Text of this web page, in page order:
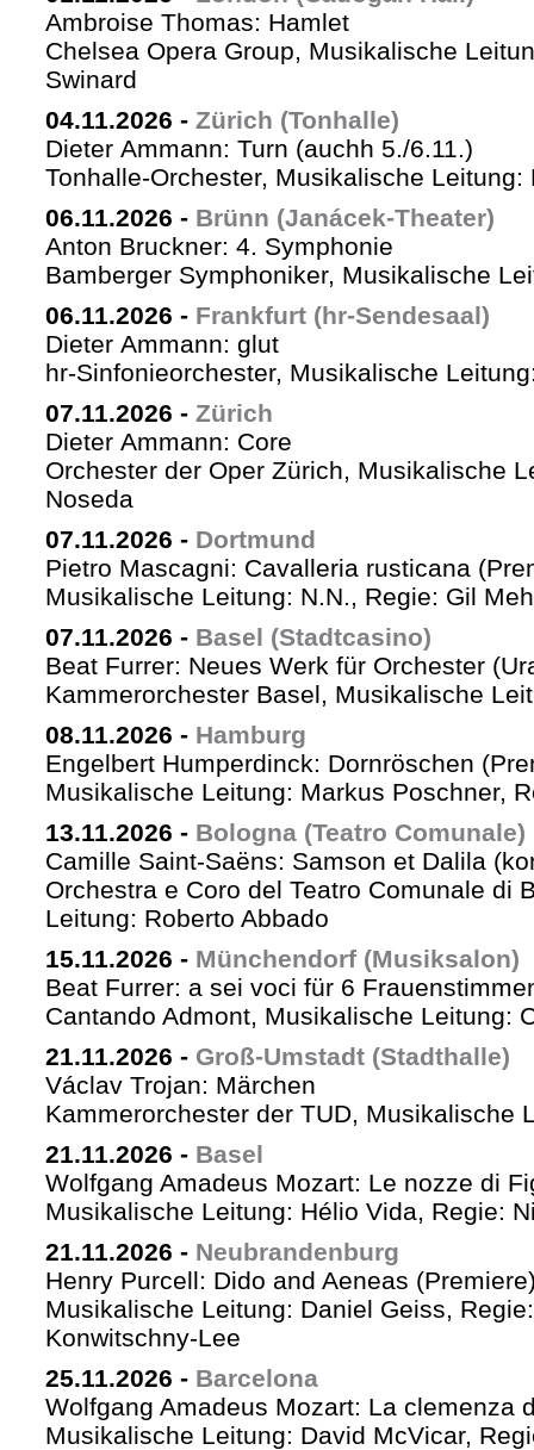
Ambroise Thomas: Hamlet
Chelsea Opera Group, Musikalische
Swinard
04.11.2026 - Zürich (Tonhalle)
Dieter Ammann: Turn (auchh 5./6.11.)
Tonhalle-Orchester, Musikalische Leitung:
06.11.2026 - Brünn (Janácek-Theater)
Anton Bruckner: 4. Symphonie
Bamberger Symphoniker, Musikalische
06.11.2026 - Frankfurt (hr-Sendesaal)
Dieter Ammann: glut
hr-Sinfonieorchester, Musikalische
07.11.2026 - Zürich
Dieter Ammann: Core
Orchester der Oper Zürich, Musikalische
Noseda
07.11.2026 - Dortmund
Pietro Mascagni: Cavalleria rusticana
Musikalische Leitung: N.N., Regie: Gil
07.11.2026 - Basel (Stadtcasino)
Beat Furrer: Neues Werk für Orchester
Kammerorchester Basel, Musikalische
08.11.2026 - Hamburg
Engelbert Humperdinck: Dornröschen
Musikalische Leitung: Markus Poschner,
13.11.2026 - Bologna (Teatro Comunale)
Camille Saint-Saëns: Samson et Dalila
Orchestra e Coro del Teatro Comunale di
Leitung: Roberto Abbado
15.11.2026 - Münchendorf (Musiksalon)
Beat Furrer: a sei voci für 6
Cantando Admont, Musikalische Leitung:
21.11.2026 - Groß-Umstadt (Stadthalle)
Václav Trojan: Märchen
Kammerorchester der TUD, Musikalische
21.11.2026 - Basel
Wolfgang Amadeus Mozart: Le nozze di
Musikalische Leitung: Hélio Vida, Regie:
21.11.2026 - Neubrandenburg
Henry Purcell: Dido and Aeneas
Musikalische Leitung: Daniel Geiss,
Konwitschny-Lee
25.11.2026 - Barcelona
Wolfgang Amadeus Mozart: La clemenza
Musikalische Leitung: David McVicar,